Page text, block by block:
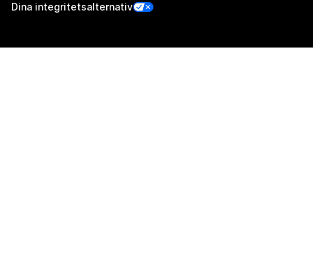
Dina integritetsalternativ